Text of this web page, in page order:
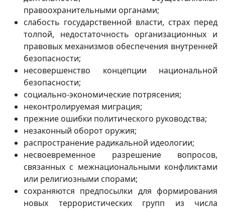
правоохранительными органами;
слабость государственной власти, страх перед
толпой, недостаточность организационных и
правовых механизмов обеспечения внутренней
безопасности;
несовершенство концепции национальной
безопасности;
социально-экономические потрясения;
неконтролируемая миграция;
прежние ошибки политического руководства;
незаконный оборот оружия;
распространение радикальной идеологии;
несвоевременное разрешение вопросов,
связанных с межнациональными конфликтами
или религи­озными спорами;
сохраняются предпосылки для формирования
новых террористических групп из числа